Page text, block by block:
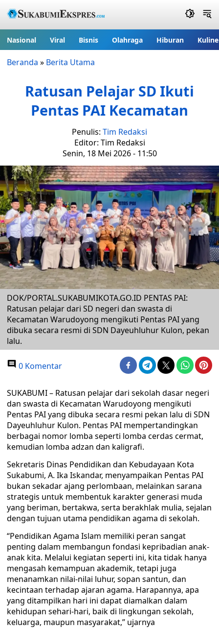
Nasional Viral Bisnis Olahraga Hiburan
Beranda » Berita Utama
Ratusan Pelajar SD Ikuti
Pentas PAI Kecamatan
Penulis: Tim Redaksi
Editor: Tim Redaksi
Senin, 18 Mei 2026 - 11:50
DOK/PORTAL.SUKABUMIKOTA.GO.ID PENTAS PAI:
Ratusan pelajar dari SD negeri dan swasta di
Kecamatan Warudoyong mengikuti Pentas PAI yang
dibuka secara resmi di SDN Dayeuhluhur Kulon, pekan
lalu.
0 Komentar
SUKABUMI – Ratusan pelajar dari sekolah dasar negeri
dan swasta di Kecamatan Warudoyong mengikuti
Pentas PAI yang dibuka secara resmi pekan lalu di SDN
Dayeuhluhur Kulon. Pentas PAI mempertandingkan
berbagai nomor lomba seperti lomba cerdas cermat,
kemudian lomba adzan dan kaligrafi.
Sekretaris Dinas Pendidikan dan Kebudayaan Kota
Sukabumi, A. Ika Iskandar, menyampaikan Pentas PAI
bukan sekadar ajang perlombaan, melainkan sarana
strategis untuk membentuk karakter generasi muda
yang beriman, bertakwa, serta berakhlak mulia, sejalan
dengan tujuan utama pendidikan agama di sekolah.
“Pendidikan Agama Islam memiliki peran sangat
penting dalam membangun fondasi kepribadian anak-
anak kita. Melalui kegiatan seperti ini, kita tidak hanya
mengasah kemampuan akademik, tetapi juga
menanamkan nilai-nilai luhur, sopan santun, dan
kecintaan terhadap ajaran agama. Harapannya, apa
yang ditampilkan hari ini dapat diamalkan dalam
kehidupan sehari-hari, baik di lingkungan sekolah,
keluarga, maupun masyarakat,” ujarnya